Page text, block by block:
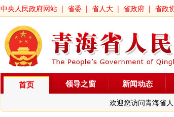
中央人民政府网站 | 省委 | 省人大 | 省政府 | 省政
首页
欢迎您访问青海省
领导之窗 新闻动态